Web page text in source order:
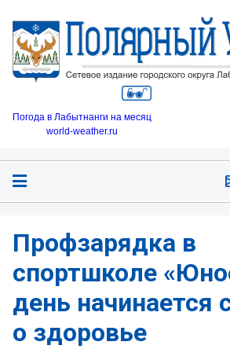
Погода в Лабытнанги на месяц
world-weather.ru
Профзарядка в
спортшколе
день начинается
о здоровье